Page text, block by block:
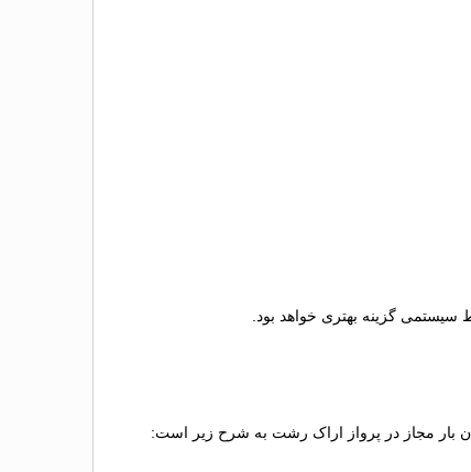
سیستمی گزینه بهتری خواهد بود.
بار مجاز در پرواز اراک رشت به شرح زیر است: